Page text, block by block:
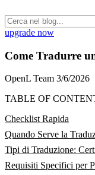
upgrade now
Come Tradurre
OpenL Team 3/6/2026
TABLE OF
Checklist Rapida
Quando Serve la
Tipi di Traduzione:
Requisiti Specifici per